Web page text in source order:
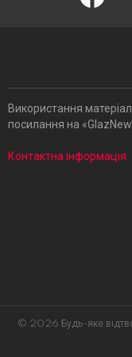
Використання
посилання на
Контактна інформація
© 2026 Будь-яке